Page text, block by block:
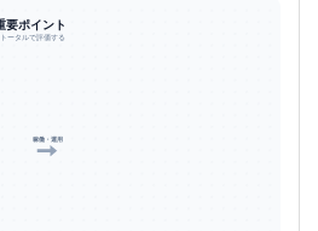
要ポイント
ータルで評価する
稼働・運用